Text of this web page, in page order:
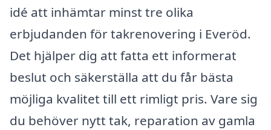
idé att inhämtar minst tre olika
erbjudanden för takrenovering i Everöd.
Det hjälper dig att fatta ett informerat
beslut och säkerställa att du får bästa
möjliga kvalitet till ett rimligt pris. Vare sig
du behöver nytt tak, reparation av gamla